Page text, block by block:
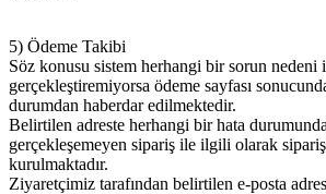
5) Ödeme Takibi
Söz konusu sistem herhangi bir sorun nedeni
gerçekleştiremiyorsa ödeme sayfası
durumdan haberdar edilmektedir.
Belirtilen adreste herhangi bir hata
gerçekleşemeyen sipariş ile ilgili olarak
kurulmaktadır.
Ziyaretçimiz tarafından belirtilen e-posta